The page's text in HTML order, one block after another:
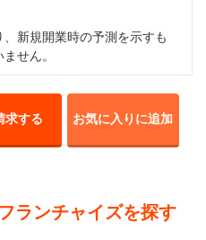
新規開業時の予測を示すも
せん。
求する お気に入りに追加
ランチャイズを探す